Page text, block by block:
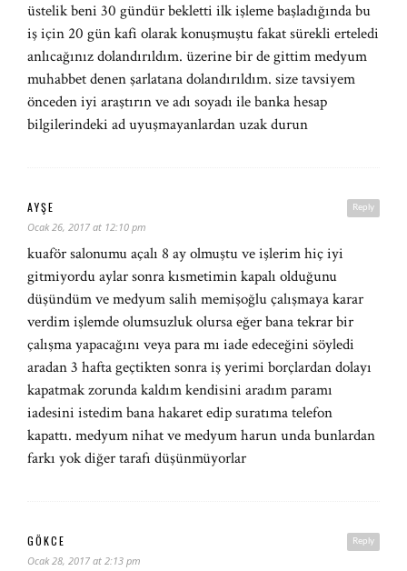
üstelik beni 30 gündür bekletti ilk işleme başladığında bu
iş için 20 gün kafi olarak konuşmuştu fakat sürekli erteledi
anlıcağınız dolandırıldım. üzerine bir de gittim medyum
muhabbet denen şarlatana dolandırıldım. size tavsiyem
önceden iyi araştırın ve adı soyadı ile banka hesap
bilgilerindeki ad uyuşmayanlardan uzak durun
Reply
AYŞE
Ocak 26, 2017 at 12:10 pm
kuaför salonumu açalı 8 ay olmuştu ve işlerim hiç iyi
gitmiyordu aylar sonra kısmetimin kapalı olduğunu
düşündüm ve medyum salih memişoğlu çalışmaya karar
verdim işlemde olumsuzluk olursa eğer bana tekrar bir
çalışma yapacağını veya para mı iade edeceğini söyledi
aradan 3 hafta geçtikten sonra iş yerimi borçlardan dolayı
kapatmak zorunda kaldım kendisini aradım paramı
iadesini istedim bana hakaret edip suratıma telefon
kapattı. medyum nihat ve medyum harun unda bunlardan
farkı yok diğer tarafı düşünmüyorlar
Reply
GÖKCE
Ocak 28, 2017 at 2:13 pm